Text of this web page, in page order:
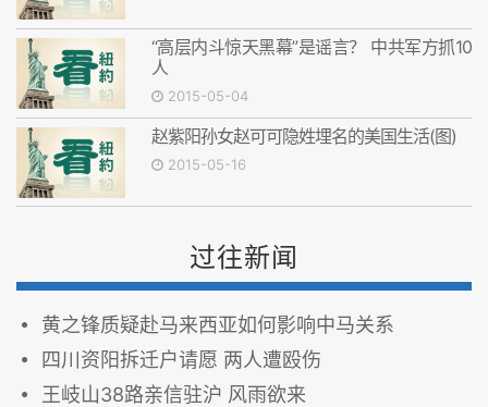
“高层内斗惊天黑幕”是谣言？ 中共军方抓10
人
2015-05-04
赵紫阳孙女赵可可隐姓埋名的美国生活(图)
2015-05-16
过往新闻
黄之锋质疑赴马来西亚如何影响中马关系
四川资阳拆迁户请愿 两人遭殴伤
王岐山38路亲信驻沪 风雨欲来